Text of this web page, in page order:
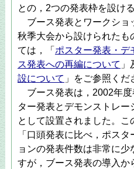
との，2つの発表枠を設け
ブース発表とワークショ
秋季大会から設けられたも
ては，「 ポスター発表・デ
ス発表への再編について 」
設について 」をご参照くだ
ブース発表は，2002年度
ター発表とデモンストレ
として設置されました。こ
「口頭発表に比べ，ポス
ョンの発表件数は非常に
すが，ブース発表の導入か